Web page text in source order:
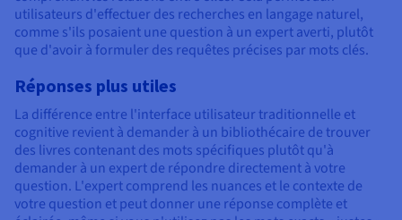
utilisateurs d'effectuer des recherches en langage naturel,
comme s'ils posaient une question à un expert averti, plutôt
que d'avoir à formuler des requêtes précises par mots clés.
Réponses plus utiles
La différence entre l'interface utilisateur traditionnelle et
cognitive revient à demander à un bibliothécaire de trouver
des livres contenant des mots spécifiques plutôt qu'à
demander à un expert de répondre directement à votre
question. L'expert comprend les nuances et le contexte de
votre question et peut donner une réponse complète et